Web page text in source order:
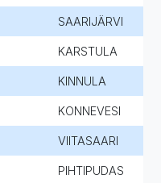
SAARIJÄRVI
KARSTULA
KINNULA
KONNEVESI
VIITASAARI
PIHTIPUDAS